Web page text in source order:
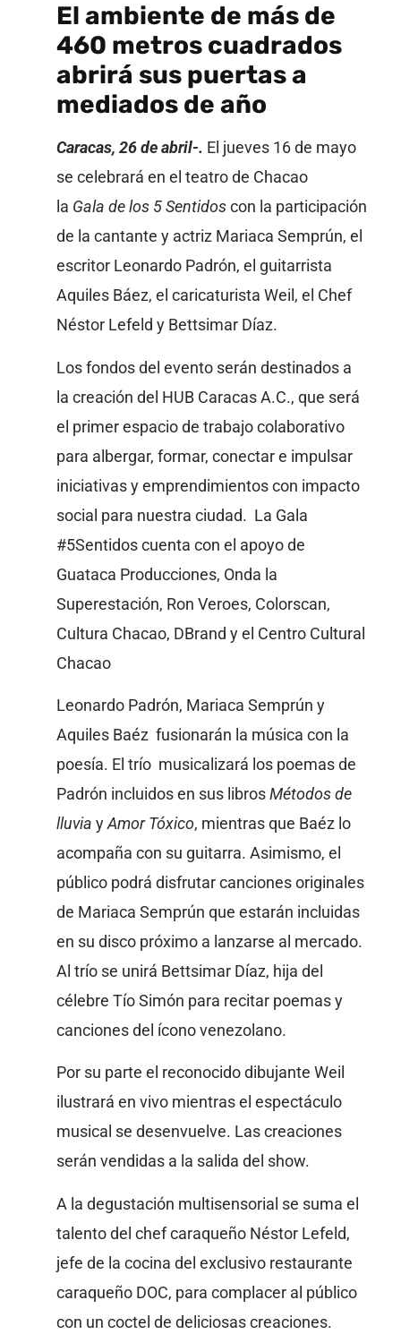
El ambiente de más de
460 metros cuadrados
abrirá sus puertas a
mediados de año
Caracas, 26 de abril-. El jueves 16 de mayo
se celebrará en el teatro de Chacao
la Gala de los 5 Sentidos con la participación
de la cantante y actriz Mariaca Semprún, el
escritor Leonardo Padrón, el guitarrista
Aquiles Báez, el caricaturista Weil, el Chef
Néstor Lefeld y Bettsimar Díaz.
Los fondos del evento serán destinados a
la creación del HUB Caracas A.C., que será
el primer espacio de trabajo colaborativo
para albergar, formar, conectar e impulsar
iniciativas y emprendimientos con impacto
social para nuestra ciudad. La Gala
#5Sentidos cuenta con el apoyo de
Guataca Producciones, Onda la
Superestación, Ron Veroes, Colorscan,
Cultura Chacao, DBrand y el Centro Cultural
Chacao
Leonardo Padrón, Mariaca Semprún y
Aquiles Baéz fusionarán la música con la
poesía. El trío musicalizará los poemas de
Padrón incluidos en sus libros Métodos de
lluvia yAmor Tóxico, mientras que Baéz lo
acompaña con su guitarra. Asimismo, el
público podrá disfrutar canciones originales
de Mariaca Semprún que estarán incluidas
en su disco próximo a lanzarse al mercado.
Al trío se unirá Bettsimar Díaz, hija del
célebre Tío Simón para recitar poemas y
canciones del ícono venezolano.
Por su parte el reconocido dibujante Weil
ilustrará en vivo mientras el espectáculo
musical se desenvuelve. Las creaciones
serán vendidas a la salida del show.
A la degustación multisensorial se suma el
talento del chef caraqueño Néstor Lefeld,
jefe de la cocina del exclusivo restaurante
caraqueño DOC, para complacer al público
con un coctel de deliciosas creaciones.